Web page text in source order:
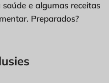
e algumas receitas
Preparados?